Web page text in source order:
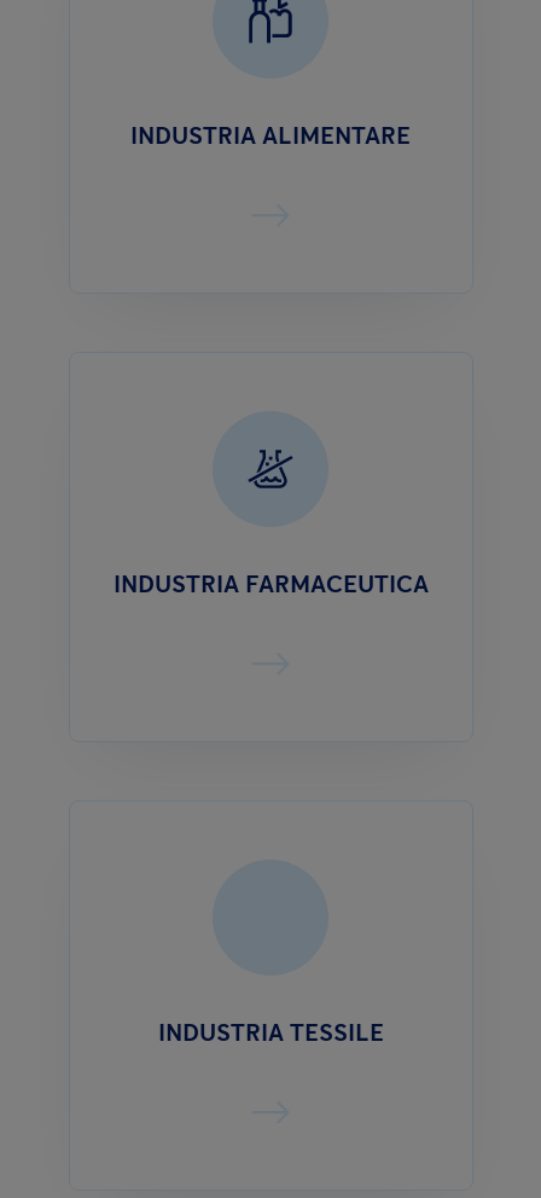
INDUSTRIA ALIMENTARE
INDUSTRIA FARMACEUTICA
INDUSTRIA TESSILE